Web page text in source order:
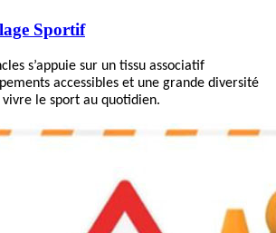
Sportif
s’appuie sur un tissu associatif
accessibles et une grande diversité
le sport au quotidien.